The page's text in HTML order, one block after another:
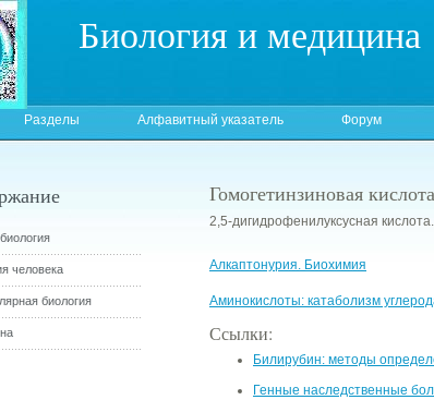
Биология и медицина
Разделы Алфавитный указатель Форум
Гомогетинзиновая кислота
2,5-дигидрофенилуксусная кислота.
Алкаптонурия. Биохимия
Аминокислоты: катаболизм
Ссылки:
Билирубин: методы
Генные наследственные
человека
биология